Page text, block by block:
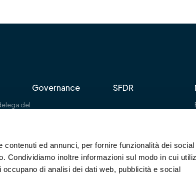
ed annunci, per fornire funzionalità dei social
Condividiamo inoltre informazioni sul modo in cui
di analisi dei dati web, pubblicità e social
del
Governance SFDR
sociale € 1.500.000 i.v.
IVA n° 10107990961